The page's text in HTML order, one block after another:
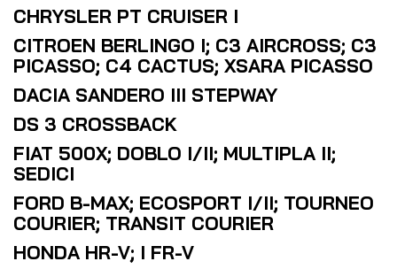
CHRYSLER PT CRUISER I
CITROEN BERLINGO I; C3 AIRCROSS; C3
PICASSO; C4 CACTUS; XSARA PICASSO
DACIA SANDERO III STEPWAY
DS 3 CROSSBACK
FIAT 500X; DOBLO I/II; MULTIPLA II;
SEDICI
FORD B-MAX; ECOSPORT I/II; TOURNEO
COURIER; TRANSIT COURIER
HONDA HR-V; I FR-V